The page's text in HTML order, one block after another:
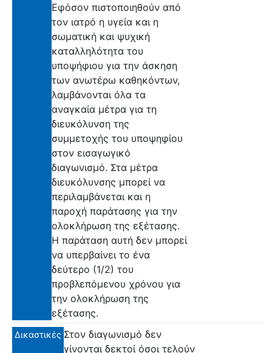
Εφόσον πιστοποιηθούν από
τον ιατρό η υγεία και η
σωματική και ψυχική
καταλληλότητα του
υποψήφιου για την άσκηση
των ανωτέρω καθηκόντων,
λαμβάνονται όλα τα
αναγκαία μέτρα για τη
διευκόλυνση της
συμμετοχής του υποψηφίου
στον εισαγωγικό
διαγωνισμό. Στα μέτρα
διευκόλυνσης μπορεί να
περιλαμβάνεται και η
παροχή παράτασης για την
ολοκλήρωση της εξέτασης.
Η παράταση αυτή δεν μπορεί
να υπερβαίνει το ένα
δεύτερο (1/2) του
προβλεπόμενου χρόνου για
την ολοκλήρωση της
εξέτασης.
Δικαστικές Στον διαγωνισμό δεν
γίνονται δεκτοί όσοι τελούν